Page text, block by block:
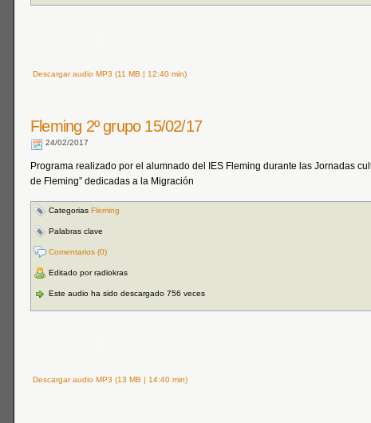
Descargar audio MP3 (11 MB | 12:40 min)
Fleming 2º grupo 15/02/17
24/02/2017
Programa realizado por el alumnado del IES Fleming durante las Jornadas
de Fleming” dedicadas a la Migración
Categorias Fleming
Palabras clave
Comentarios (0)
Editado por radiokras
Este audio ha sido descargado 756 veces
Descargar audio MP3 (13 MB | 14:40 min)